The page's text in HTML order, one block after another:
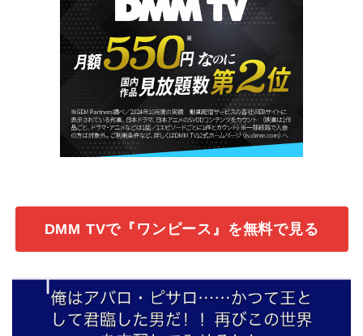
DMM TVで『ワンピース』を無料で見る